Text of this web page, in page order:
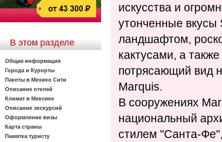
В этом разделе
Общая информация
Города и Курорты
Пакеты в Мехико Сити
Описание отелей
Климат в Мексике
Описание экскурсий
Оформление визы
Карта страны
Памятка туристу
искусства и
утонченные вкусы
ландшафтом,
кактусами, а
потрясающий вид
Marquis.
В сооружениях
национальный
стилем "Санта-